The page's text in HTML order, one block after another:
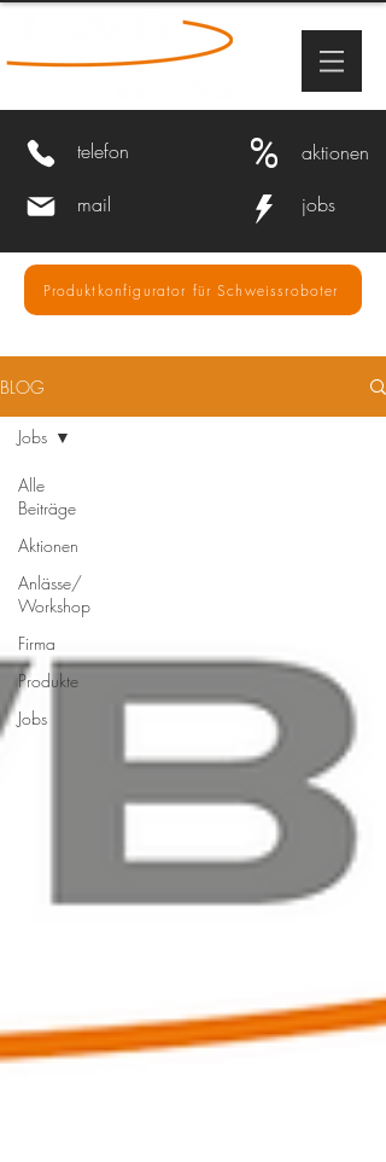
telefon
mail
%
aktionen
jobs
Produktkonfigurator für Schweissroboter
BLOG
Alle
Beiträge
Aktionen
Anlässe/
Workshop
Firma
Produkte
Jobs
Jobs